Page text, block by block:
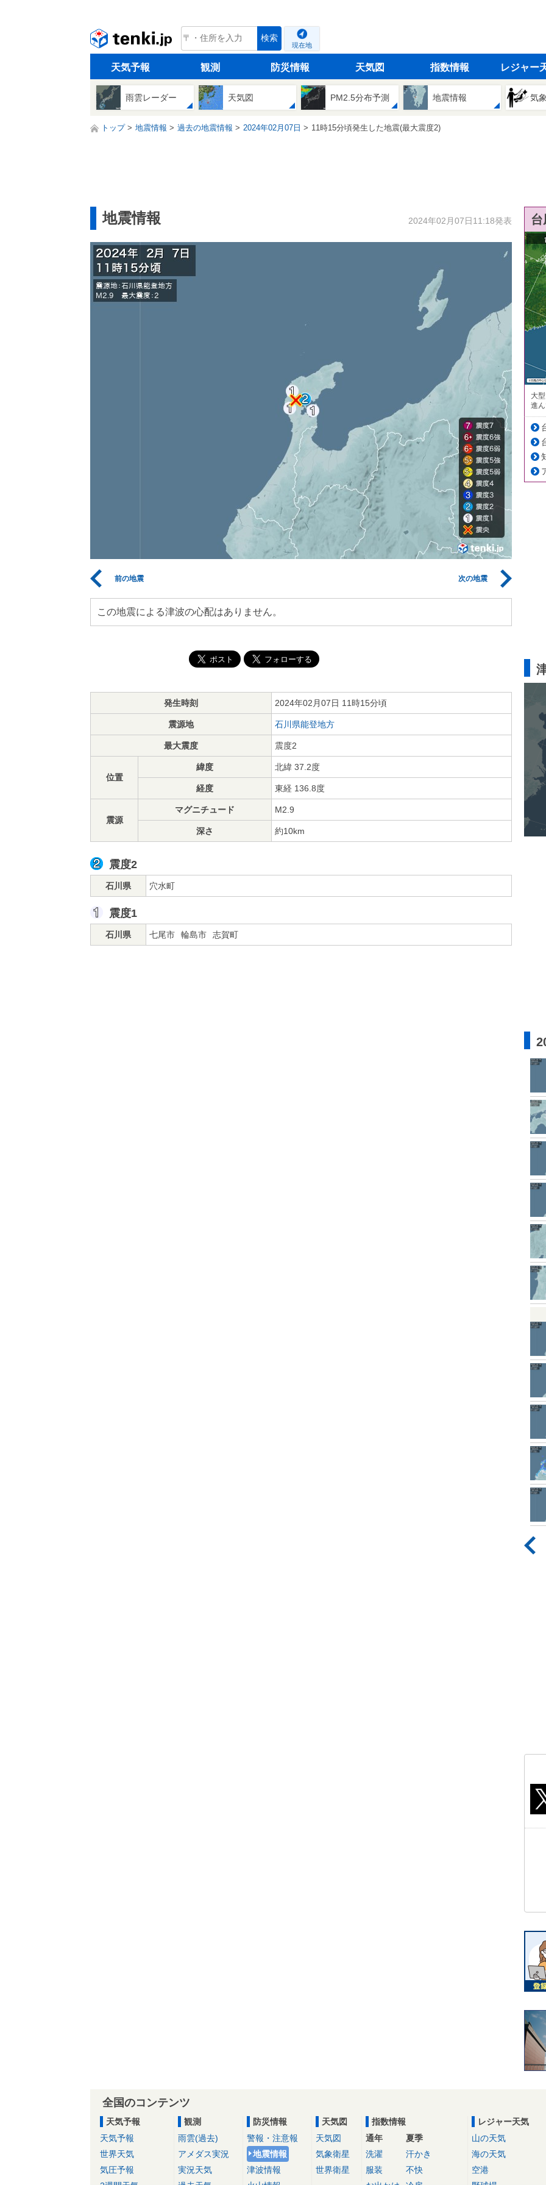
tenki.jp 検索
現在地
天気予報 観測 防災情報 天気図 指数情報 レジャー
雨雲レーダー 天気図 PM2.5分布予測 地震情報 気
トップ 地震情報 過去の地震情報 2024年02月07日 11時15分頃発生した地震(最大震度2)
地震情報 2024年02月07日11:18発表
前の地震 次の地震
この地震による津波の心配はありません。
発生時刻 2024年02月07日 11時15分頃
震源地 石川県能登地方
最大震度 震度2
位置
緯度 北緯 37.2度
経度 東経 136.8度
震源
マグニチュード M2.9
深さ 約10km
震度2
石川県 穴水町
震度1
石川県 七尾市 輪島市 志賀町
大
進
全国のコンテンツ
天気予報
天気予報
世界天気
気圧予報
観測
雨雲(過去)
アメダス実況
実況天気
防災情報
警報・注意報
地震情報
津波情報
天気図
天気図
気象衛星
世界衛星
指数情報
通年
洗濯
服装
夏季
汗かき
不快
レジャー天気
山の天気
海の天気
空港